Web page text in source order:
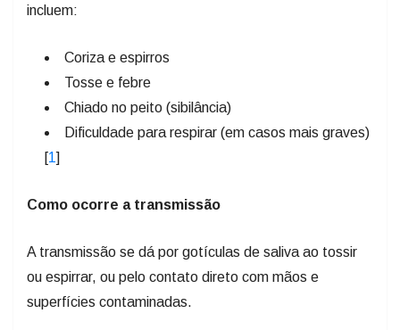
incluem:
Coriza e espirros
Tosse e febre
Chiado no peito (sibilância)
Dificuldade para respirar (em casos mais graves)
[1]
Como ocorre a transmissão
A transmissão se dá por gotículas de saliva ao tossir
ou espirrar, ou pelo contato direto com mãos e
superfícies contaminadas.